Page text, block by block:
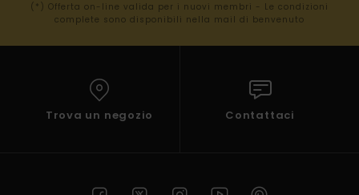
(*) Offerta on-line valida per i nuovi membri - Le condizioni
complete sono disponibili nella mail di benvenuto
Trova un negozio Contattaci